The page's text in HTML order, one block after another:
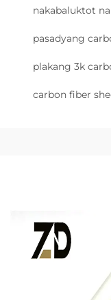
nakabaluktot
pasadyang
plakang 3k
carbon fiber